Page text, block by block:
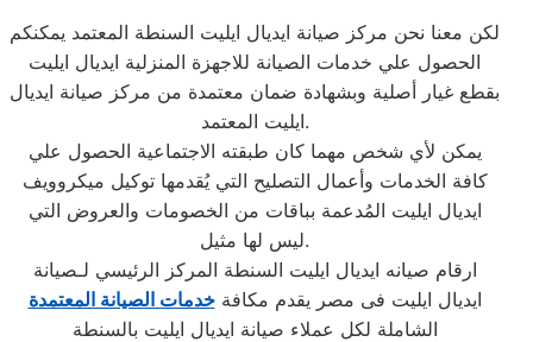
لكن معنا نحن مركز صيانة ايديال ايليت السنطة المعتمد يمكنكم
الحصول علي خدمات الصيانة للاجهزة المنزلية ايديال ايليت
بقطع غيار أصلية وبشهادة ضمان معتمدة من مركز صيانة ايديال
ايليت المعتمد.
يمكن لأي شخص مهما كان طبقته الاجتماعية الحصول علي
كافة الخدمات وأعمال التصليح التي يُقدمها توكيل ميكروويف
ايديال ايليت المُدعمة بباقات من الخصومات والعروض التي
ليس لها مثيل.
ارقام صيانه ايديال ايليت السنطة المركز الرئيسي لـصيانة
ايديال ايليت فى مصر يقدم مكافةخدمات الصيانة المعتمدة
الشاملة لكل عملاء صيانة ايديال ايليت بالسنطة